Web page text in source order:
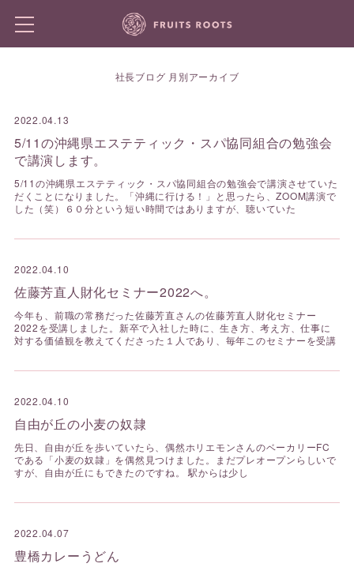
社長ブログ 月別アーカイブ
2022.04.13
5/11の沖縄県エステティック・スパ協同組合の勉強会
で講演します。
5/11の沖縄県エステティック・スパ協同組合の勉強会で講演させていた
だくことになりました。「沖縄に行ける！」と思ったら、ZOOM講演で
した（笑）６０分という短い時間ではありますが、聴いていた
2022.04.10
佐藤芳直人財化セミナー2022へ。
今年も、前職の常務だった佐藤芳直さんの佐藤芳直人財化セミナー
2022を受講しました。新卒で入社した時に、生き方、考え方、仕事に
対する価値観を教えてくださった１人であり、毎年このセミナーを受講
2022.04.10
自由が丘の小麦の奴隷
先日、自由が丘を歩いていたら、偶然ホリエモンさんのベーカリーFC
である「小麦の奴隷」を偶然見つけました。まだプレオープンらしいで
すが、自由が丘にもできたのですね。 駅からは少し
2022.04.07
豊橋カレーうどん